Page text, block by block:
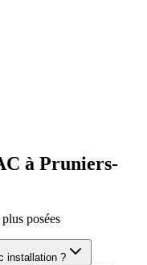
à Pruniers-
posées
installation ?